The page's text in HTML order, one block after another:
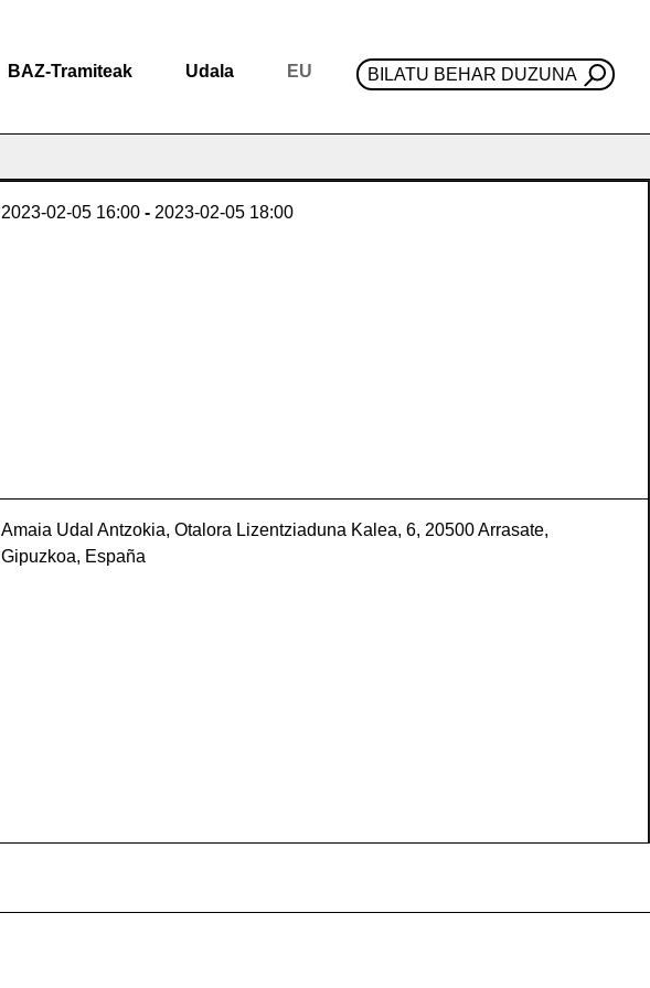
BAZ-Tramiteak Udala EU BILATU BEHAR DUZUNA
2023-02-05 16:00 - 2023-02-05 18:00
Amaia Udal Antzokia, Otalora Lizentziaduna Kalea, 6, 20500 Arrasate,
Gipuzkoa, España